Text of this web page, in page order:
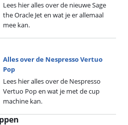
Lees hier alles over de nieuwe Sage
the Oracle Jet en wat je er allemaal
mee kan.
Alles over de Nespresso Vertuo
Pop
Lees hier alles over de Nespresso
Vertuo Pop en wat je met de cup
machine kan.